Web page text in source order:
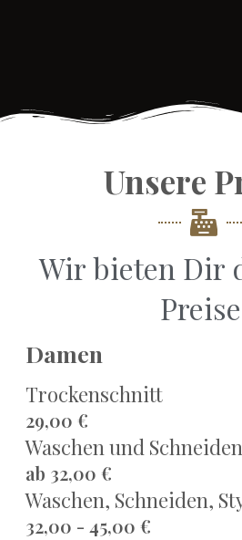
Unsere
Wir bieten Dir
Damen
Trockenschnitt
29,00 €
Waschen und Schneiden
ab 32,00 €
Waschen, Schneiden,
32,00 - 45,00 €